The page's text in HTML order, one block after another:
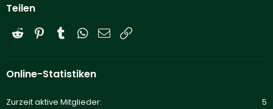
Teilen
Reddit PinterestTumblrWhatsApp
E-Mail
Online-Statistiken
Zurzeit aktive Mitglieder 5